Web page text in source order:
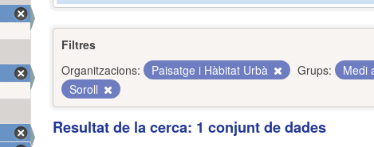
Filtres
Organitzacions:
Paisatge i Hàbitat Urbà Grups: Medi
Soroll
Resultat de la cerca: 1 conjunt de dades